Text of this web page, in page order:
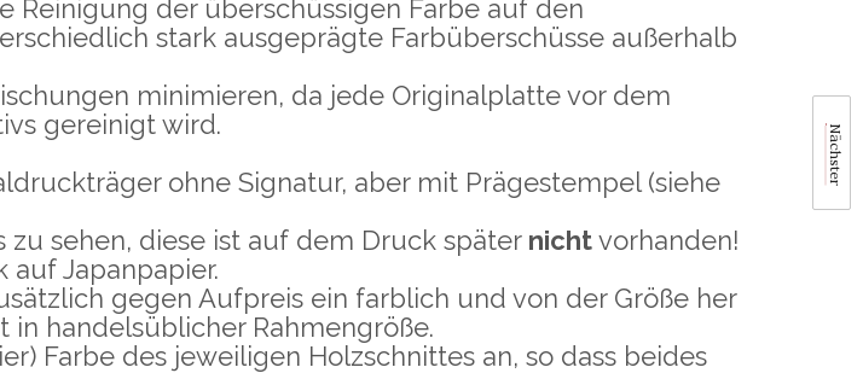
Nächster
Reinigung der überschüssigen Farbe auf den
stark ausgeprägte Farbüberschüsse außerhalb
minimieren, da jede Originalplatte vor dem
gereinigt wird.
ohne Signatur, aber mit Prägestempel (siehe
sehen, diese ist auf dem Druck später nichtvorhanden!
auf Japanpapier.
gegen Aufpreis ein farblich und von der Größe her
handelsüblicher Rahmengröße.
Farbe des jeweiligen Holzschnittes an, so dass beides